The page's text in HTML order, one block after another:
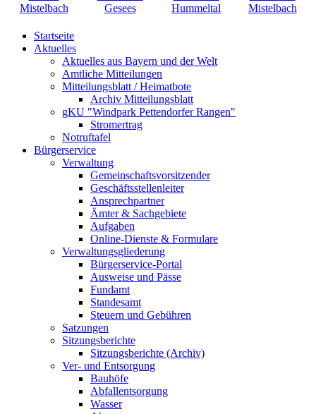
Startseite
Aktuelles
Aktuelles aus Bayern und der Welt
Amtliche Mitteilungen
Mitteilungsblatt / Heimatbote
Archiv Mitteilungsblatt
gKU "Windpark Pettendorfer Rangen"
Stromertrag
Notruftafel
Bürgerservice
Verwaltung
Gemeinschaftsvorsitzender
Geschäftsstellenleiter
Ansprechpartner
Ämter & Sachgebiete
Aufgaben
Online-Dienste & Formulare
Verwaltungsgliederung
Bürgerservice-Portal
Ausweise und Pässe
Fundamt
Standesamt
Steuern und Gebühren
Satzungen
Sitzungsberichte
Sitzungsberichte (Archiv)
Ver- und Entsorgung
Bauhöfe
Abfallentsorgung
Wasser